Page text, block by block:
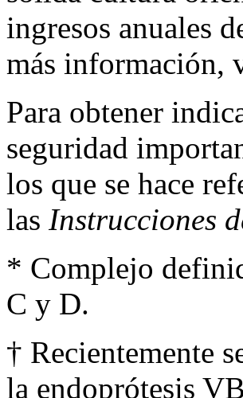
ingresos anuales
más información,
Para obtener
seguridad
los que se hace
las Instrucciones
* Complejo
C y D.
† Recientemente
la endoprótesis